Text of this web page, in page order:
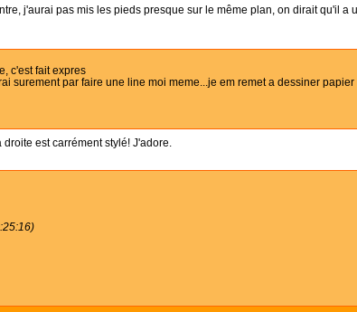
j'aurai pas mis les pieds presque sur le même plan, on dirait qu'il a
c'est fait expres
surement par faire une line moi meme...je em remet a dessiner papier
est carrément stylé! J'adore.